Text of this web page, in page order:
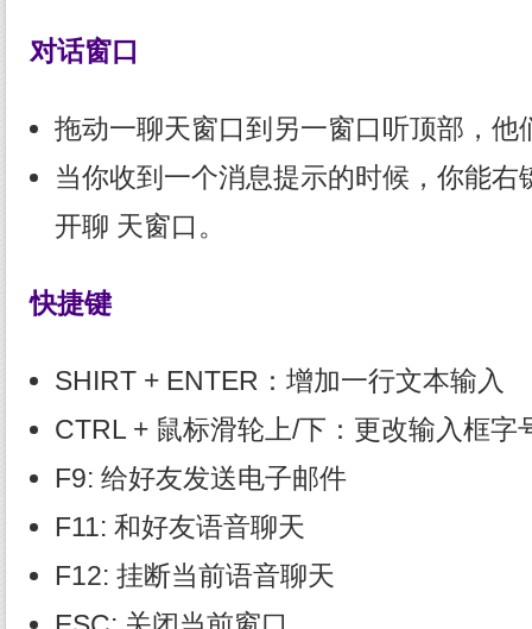
对话窗口
拖动一聊天窗口到另一窗口听顶部，他
当你收到一个消息提示的时候，你能
开聊 天窗口。
快捷键
SHIRT + ENTER：增加一行文本输入
CTRL + 鼠标滑轮上/下：更改输入框字
F9: 给好友发送电子邮件
F11: 和好友语音聊天
F12: 挂断当前语音聊天